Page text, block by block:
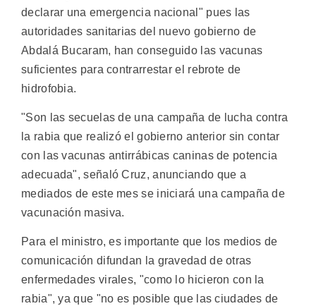
declarar una emergencia nacional" pues las
autoridades sanitarias del nuevo gobierno de
Abdalá Bucaram, han conseguido las vacunas
suficientes para contrarrestar el rebrote de
hidrofobia.
"Son las secuelas de una campaña de lucha contra
la rabia que realizó el gobierno anterior sin contar
con las vacunas antirrábicas caninas de potencia
adecuada", señaló Cruz, anunciando que a
mediados de este mes se iniciará una campaña de
vacunación masiva.
Para el ministro, es importante que los medios de
comunicación difundan la gravedad de otras
enfermedades virales, "como lo hicieron con la
rabia", ya que "no es posible que las ciudades de